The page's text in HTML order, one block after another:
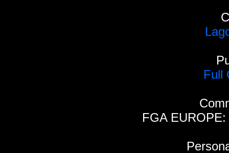
Full
FGA